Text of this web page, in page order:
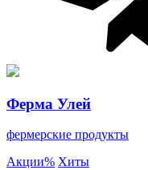
Ферма Улей
фермерские продукты
Акции% Хиты